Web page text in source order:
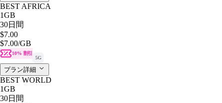
BEST AFRICA
1GB
30日間
$7.00
$7.00/GB
10% 割引
5G
プラン詳細
BEST WORLD
1GB
30日間